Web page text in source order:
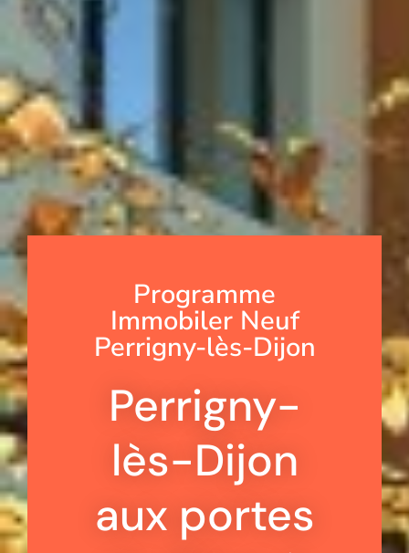
Programme
Immobiler Neuf
Perrigny-lès-Dijon
Perrigny-
lès-Dijon
aux portes